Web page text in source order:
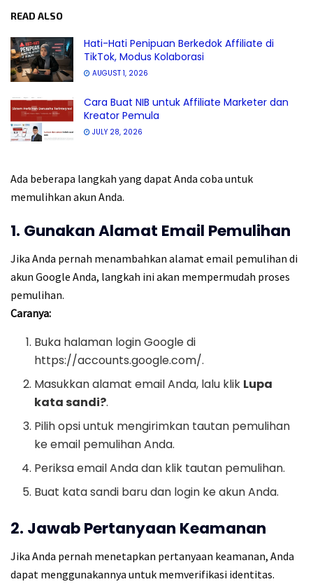
READ ALSO
Hati-Hati Penipuan Berkedok Affiliate di
TikTok, Modus Kolaborasi
AUGUST 1, 2026
Cara Buat NIB untuk Affiliate Marketer dan
Kreator Pemula
JULY 28, 2026
Ada beberapa langkah yang dapat Anda coba untuk
memulihkan akun Anda.
1. Gunakan Alamat Email Pemulihan
Jika Anda pernah menambahkan alamat email pemulihan di
akun Google Anda, langkah ini akan mempermudah proses
pemulihan.
Caranya:
Buka halaman login Google di
https://accounts.google.com/.
Masukkan alamat email Anda, lalu klik Lupa
kata sandi?.
Pilih opsi untuk mengirimkan tautan pemulihan
ke email pemulihan Anda.
Periksa email Anda dan klik tautan pemulihan.
Buat kata sandi baru dan login ke akun Anda.
2. Jawab Pertanyaan Keamanan
Jika Anda pernah menetapkan pertanyaan keamanan, Anda
dapat menggunakannya untuk memverifikasi identitas.